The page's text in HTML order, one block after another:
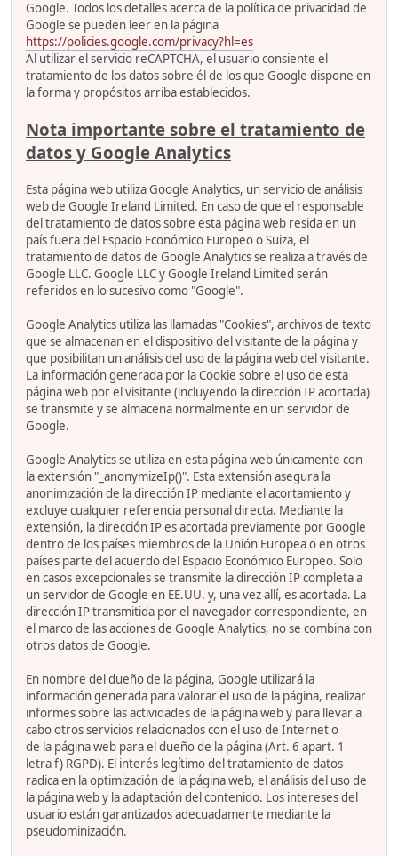
Google. Todos los detalles acerca de la política de privacidad de
Google se pueden leer en la página
https://policies.google.com/privacy?hl=es
Al utilizar el servicio reCAPTCHA, el usuario consiente el
tratamiento de los datos sobre él de los que Google dispone en
la forma y propósitos arriba establecidos.
Nota importante sobre el tratamiento de
datos y Google Analytics
Esta página web utiliza Google Analytics, un servicio de análisis
web de Google Ireland Limited. En caso de que el responsable
del tratamiento de datos sobre esta página web resida en un
país fuera del Espacio Económico Europeo o Suiza, el
tratamiento de datos de Google Analytics se realiza a través de
Google LLC. Google LLC y Google Ireland Limited serán
referidos en lo sucesivo como "Google".
Google Analytics utiliza las llamadas "Cookies", archivos de texto
que se almacenan en el dispositivo del visitante de la página y
que posibilitan un análisis del uso de la página web del visitante.
La información generada por la Cookie sobre el uso de esta
página web por el visitante (incluyendo la dirección IP acortada)
se transmite y se almacena normalmente en un servidor de
Google.
Google Analytics se utiliza en esta página web únicamente con
la extensión "_anonymizeIp()". Esta extensión asegura la
anonimización de la dirección IP mediante el acortamiento y
excluye cualquier referencia personal directa. Mediante la
extensión, la dirección IP es acortada previamente por Google
dentro de los países miembros de la Unión Europea o en otros
países parte del acuerdo del Espacio Económico Europeo. Solo
en casos excepcionales se transmite la dirección IP completa a
un servidor de Google en EE.UU. y, una vez allí, es acortada. La
dirección IP transmitida por el navegador correspondiente, en
el marco de las acciones de Google Analytics, no se combina con
otros datos de Google.
En nombre del dueño de la página, Google utilizará la
información generada para valorar el uso de la página, realizar
informes sobre las actividades de la página web y para llevar a
cabo otros servicios relacionados con el uso de Internet o
de la página web para el dueño de la página (Art. 6 apart. 1
letra f) RGPD). El interés legítimo del tratamiento de datos
radica en la optimización de la página web, el análisis del uso de
la página web y la adaptación del contenido. Los intereses del
usuario están garantizados adecuadamente mediante la
pseudominización.